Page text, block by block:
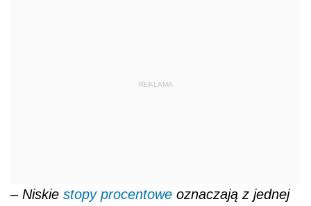
REKLAMA
–Niskie stopy procentowe oznaczają z jednej